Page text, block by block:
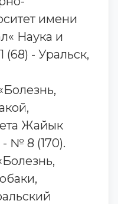
имени
Наука и
(68) - Уральск,
Жайык
№ 8 (170).